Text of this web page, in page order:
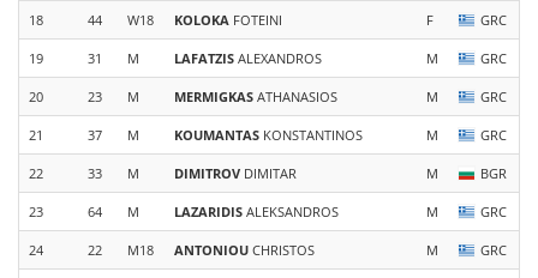
18 44 W18 KOLOKA FOTEINI F GRC
19 31 M LAFATZIS ALEXANDROS M GRC
20 23 M MERMIGKAS ATHANASIOS M GRC
21 37 M KOUMANTAS KONSTANTINOS M GRC
22 33 M DIMITROV DIMITAR M BGR
23 64 M LAZARIDIS ALEKSANDROS M GRC
24 22 M18 ANTONIOU CHRISTOS M GRC